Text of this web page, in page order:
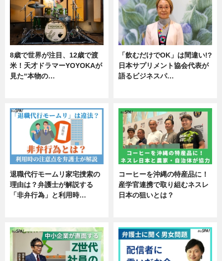
8歳で世界が注目、12歳で渡
米！天才ドラマーYOYOKAが
見た“本物の…
「飲むだけでOK」は間違い!?
日本サプリメント協会代表が
語るビジネスパ…
退職代行モームリ家宅捜索の
理由は？弁護士が解説する
「非弁行為」と利用時…
コーヒーを沖縄の特産品に！
産学官連携で取り組むネスレ
日本の狙いとは？